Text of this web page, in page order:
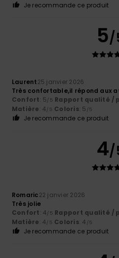
Je recommande ce produit
5/
Laurent25 janvier 2026
Très confortable,il répond aux
Confort: 5/5 Rapport qualité /
Matière: 4/5 Coloris: 5 /5
Je recommande ce produit
4/
Romaric22 janvier 2026
Très jolie
Confort: 4/5 Rapport qualité /
Matière: 4/5 Coloris: 4 /5
Je recommande ce produit